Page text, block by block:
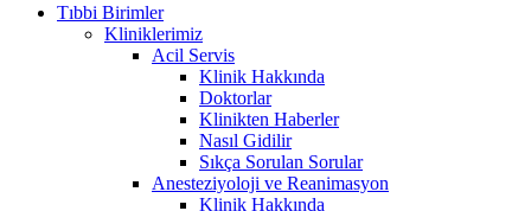
Tıbbi Birimler
Kliniklerimiz
Acil Servis
Klinik Hakkında
Doktorlar
Klinikten Haberler
Nasıl Gidilir
Sıkça Sorulan Sorular
Anesteziyoloji ve Reanimasyon
Klinik Hakkında